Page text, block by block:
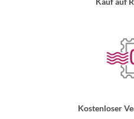
Kostenloser